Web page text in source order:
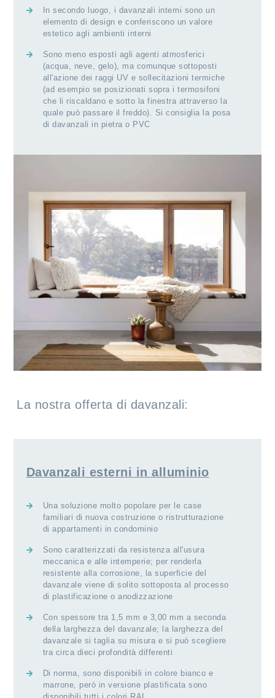
In secondo luogo, i davanzali interni sono un
elemento di design e conferiscono un valore
estetico agli ambienti interni
Sono meno esposti agli agenti atmosferici
(acqua, neve, gelo), ma comunque sottoposti
all'azione dei raggi UV e sollecitazioni termiche
(ad esempio se posizionati sopra i termosifoni
che li riscaldano e sotto la finestra attraverso la
quale può passare il freddo). Si consiglia la posa
di davanzali in pietra o PVC
La nostra offerta di davanzali:
Davanzali esterni in alluminio
Una soluzione molto popolare per le case
familiari di nuova costruzione o ristrutturazione
di appartamenti in condominio
Sono caratterizzati da resistenza all'usura
meccanica e alle intemperie; per renderla
resistente alla corrosione, la superficie del
davanzale viene di solito sottoposta al processo
di plastificazione o anodizzazione
Con spessore tra 1,5 mm e 3,00 mm a seconda
della larghezza del davanzale; la larghezza del
davanzale si taglia su misura e si può scegliere
tra circa dieci profondità differenti
Di norma, sono disponibili in colore bianco e
marrone, però in versione plastificata sono